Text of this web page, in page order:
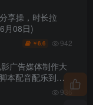
享操，时长拉
月08日)
￥6.6 942
广告媒体制作大
本配音配乐到电
实战（中英字 936